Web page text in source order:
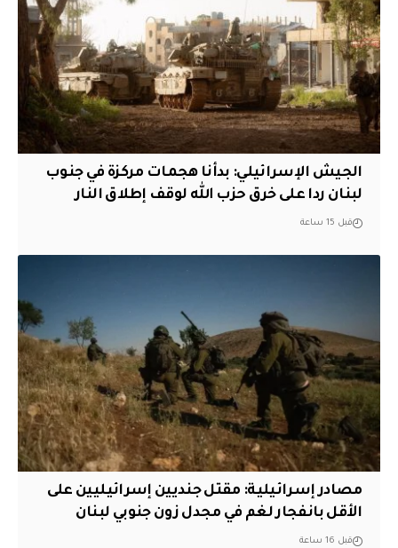
الجيش الإسرائيلي: بدأنا هجمات مركزة في جنوب
لبنان ردا على خرق حزب الله لوقف إطلاق النار
قبل 15 ساعة
مصادر إسرائيلية: مقتل جنديين إسرائيليين على
الأقل بانفجار لغم في مجدل زون جنوبي لبنان
قبل 16 ساعة